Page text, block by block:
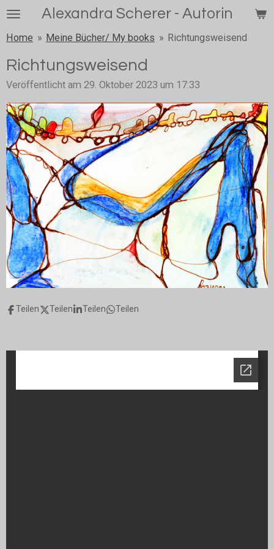
Zum
springen
Alexandra Scherer - Autorin
Home » Meine Bücher/ My books » Richtungsweisend
Richtungsweisend
Veröffentlicht am 29. Oktober 2023 um 17:33
Teilen Teilen Teilen Teilen